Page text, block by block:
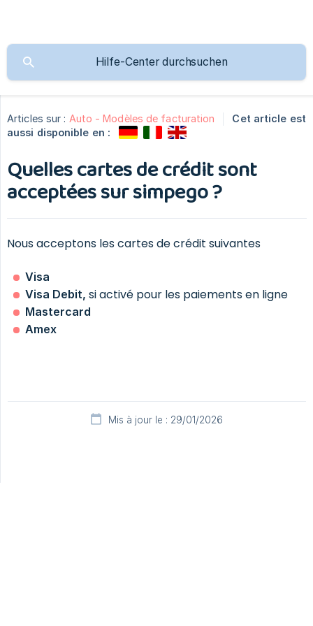
Articles sur : Auto - Modèles de facturation
Cet article est
aussi disponible en :
Quelles cartes de crédit sont
acceptées sur simpego ?
Nous acceptons les cartes de crédit suivantes
Visa
Visa Debit, si activé pour les paiements en ligne
Mastercard
Amex
Mis à jour le : 29/01/2026